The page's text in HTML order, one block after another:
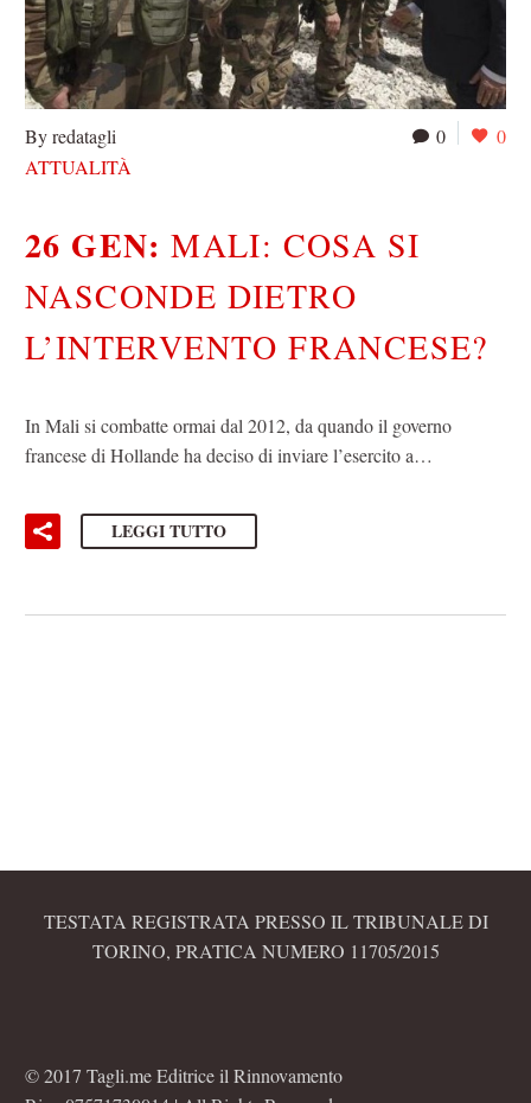
0 0
By redatagli
ATTUALITÀ
26 GEN:MALI: COSA SI
NASCONDE DIETRO
L’INTERVENTO FRANCESE?
In Mali si combatte ormai dal 2012, da quando il governo
francese di Hollande ha deciso di inviare l’esercito a…
LEGGI TUTTO
TESTATA REGISTRATA PRESSO IL TRIBUNALE DI
TORINO, PRATICA NUMERO 11705/2015
© 2017 Tagli.me Editrice il Rinnovamento